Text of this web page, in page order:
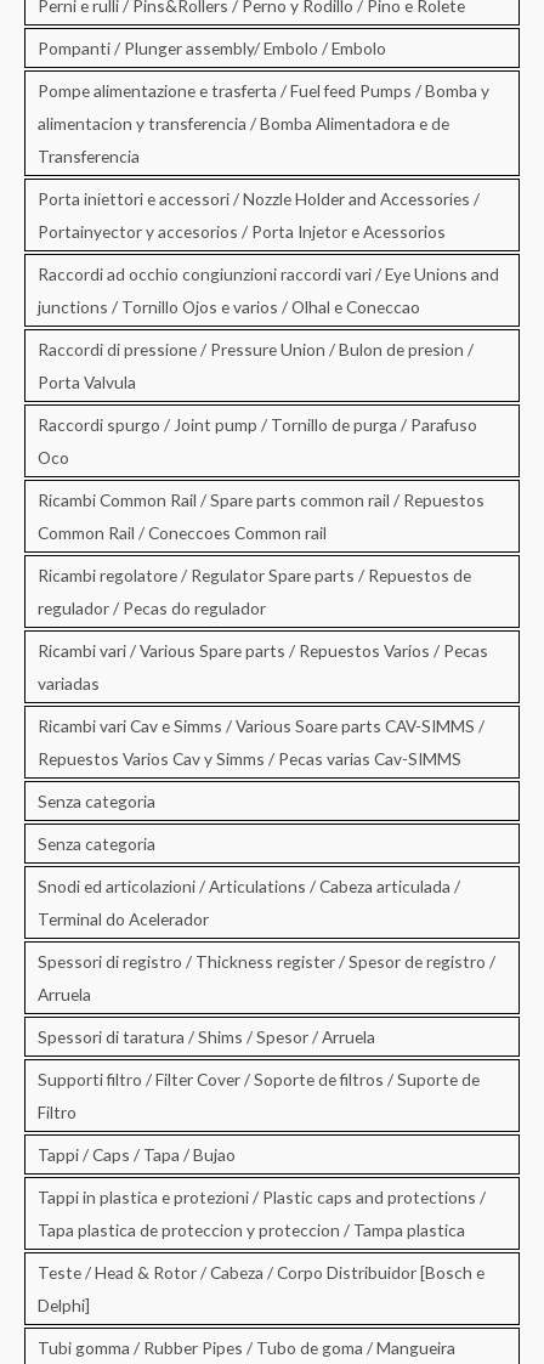
Perni e rulli / Pins&Rollers / Perno y Rodillo / Pino e Rolete
Pompanti / Plunger assembly/ Embolo / Embolo
Pompe alimentazione e trasferta / Fuel feed Pumps / Bomba y
alimentacion y transferencia / Bomba Alimentadora e de
Transferencia
Porta iniettori e accessori / Nozzle Holder and Accessories /
Portainyector y accesorios / Porta Injetor e Acessorios
Raccordi ad occhio congiunzioni raccordi vari / Eye Unions and
junctions / Tornillo Ojos e varios / Olhal e Coneccao
Raccordi di pressione / Pressure Union / Bulon de presion /
Porta Valvula
Raccordi spurgo / Joint pump / Tornillo de purga / Parafuso
Oco
Ricambi Common Rail / Spare parts common rail / Repuestos
Common Rail / Coneccoes Common rail
Ricambi regolatore / Regulator Spare parts / Repuestos de
regulador / Pecas do regulador
Ricambi vari / Various Spare parts / Repuestos Varios / Pecas
variadas
Ricambi vari Cav e Simms / Various Soare parts CAV-SIMMS /
Repuestos Varios Cav y Simms / Pecas varias Cav-SIMMS
Senza categoria
Senza categoria
Snodi ed articolazioni / Articulations / Cabeza articulada /
Terminal do Acelerador
Spessori di registro / Thickness register / Spesor de registro /
Arruela
Spessori di taratura / Shims / Spesor / Arruela
Supporti filtro / Filter Cover / Soporte de filtros / Suporte de
Filtro
Tappi / Caps / Tapa / Bujao
Tappi in plastica e protezioni / Plastic caps and protections /
Tapa plastica de proteccion y proteccion / Tampa plastica
Teste / Head & Rotor / Cabeza / Corpo Distribuidor [Bosch e
Delphi]
Tubi gomma / Rubber Pipes / Tubo de goma / Mangueira